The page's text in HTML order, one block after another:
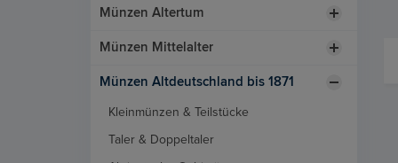
Münzen Altertum
Münzen Mittelalter
Münzen Altdeutschland bis 1871
Kleinmünzen & Teilstücke
Taler & Doppeltaler